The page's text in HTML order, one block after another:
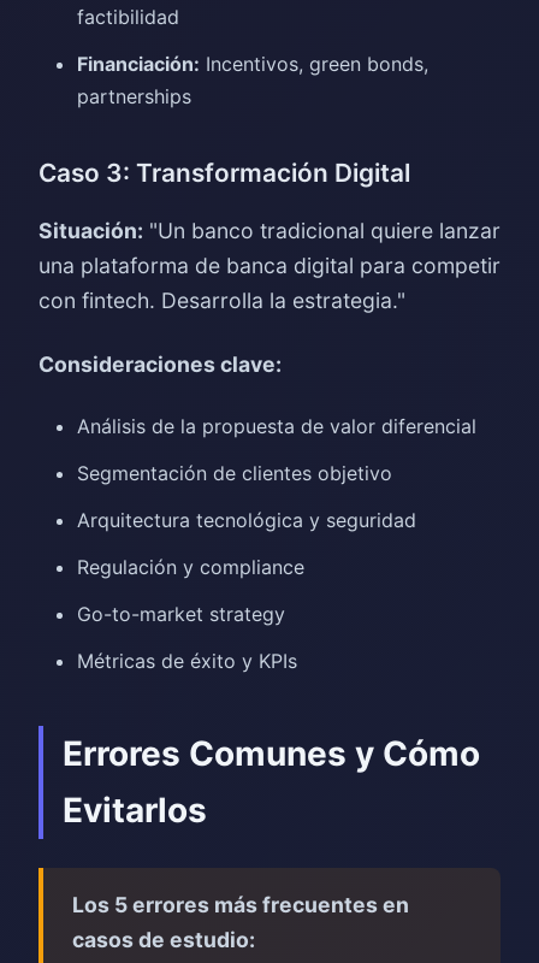
factibilidad
Financiación: Incentivos, green bonds,
partnerships
Caso 3: Transformación Digital
Situación: "Un banco tradicional quiere lanzar
una plataforma de banca digital para competir
con fintech. Desarrolla la estrategia."
Consideraciones clave:
Análisis de la propuesta de valor diferencial
Segmentación de clientes objetivo
Arquitectura tecnológica y seguridad
Regulación y compliance
Go-to-market strategy
Métricas de éxito y KPIs
Errores Comunes y Cómo
Evitarlos
Los 5 errores más frecuentes en
casos de estudio: